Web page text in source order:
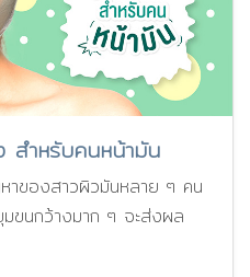
สำหรับคนหน้ามัน
าของสาวผิวมันหลาย ๆ คน
มขนกว้างมาก ๆ จะส่งผล